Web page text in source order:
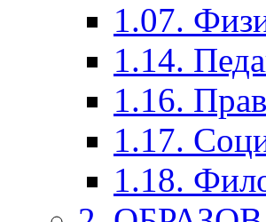
1.07.
1.14.
1.16.
1.17.
1.18.